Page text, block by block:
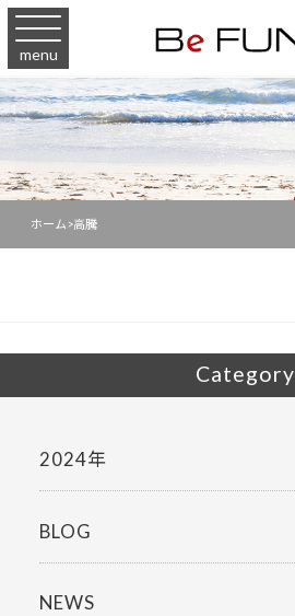
menu
ホーム >高騰
Category
2024年
BLOG
NEWS